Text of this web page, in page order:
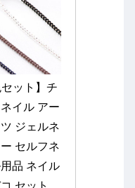
ット】チ
イル アー
ジェルネ
セルフネ
品 ネイル
セット